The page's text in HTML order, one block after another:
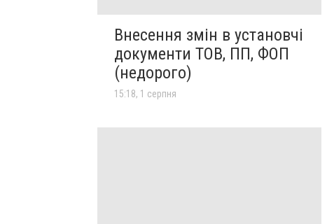
Внесення змін в установчі
документи ТОВ, ПП, ФОП
(недорого)
15:18, 1 серпня